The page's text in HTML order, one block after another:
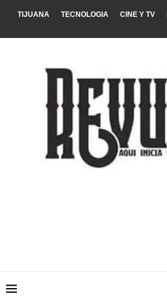
TIJUANA TECNOLOGIA CINE Y TV